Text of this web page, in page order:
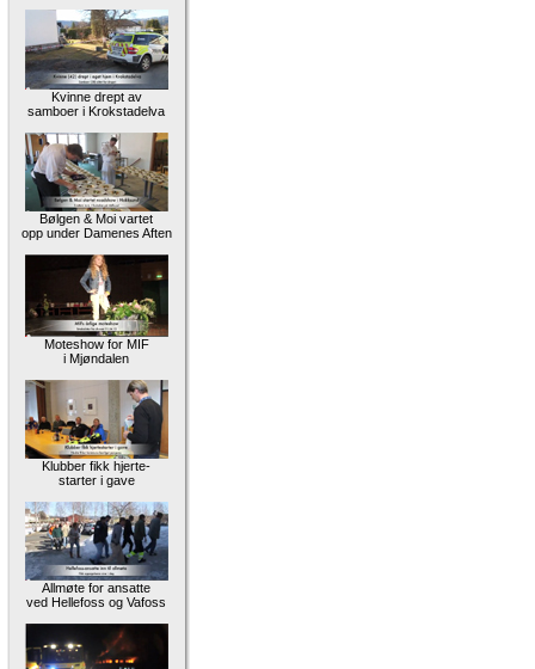
Kvinne drept av
samboer i Krokstadelva
Bølgen & Moi vartet
opp under Damenes Aften
Moteshow for MIF
i Mjøndalen
Klubber fikk hjerte-
starter i gave
Allmøte for ansatte
ved Hellefoss og Vafoss